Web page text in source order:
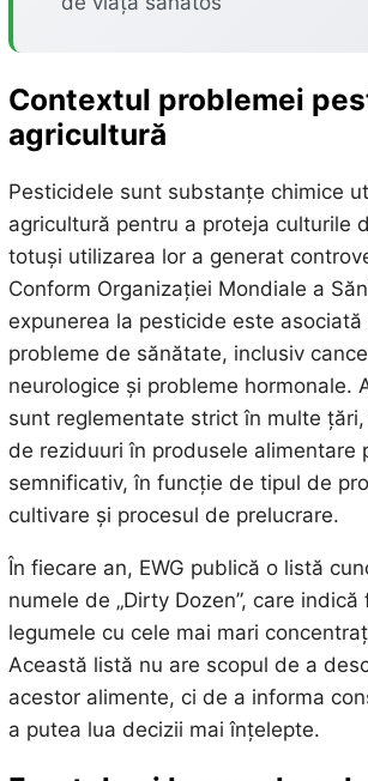
Contextul problemei
agricultură
Pesticidele sunt substanțe chimice
agricultură pentru a proteja culturile
totuși utilizarea lor a generat
Conform Organizației Mondiale a
expunerea la pesticide este asociată
probleme de sănătate, inclusiv
neurologice și probleme hormonale.
sunt reglementate strict în multe
de reziduuri în produsele alimentare
semnificativ, în funcție de tipul de
cultivare și procesul de prelucrare.
În fiecare an, EWG publică o listă
numele de „Dirty Dozen”, care indică
legumele cu cele mai mari
Această listă nu are scopul de a
acestor alimente, ci de a informa
a putea lua decizii mai înțelepte.